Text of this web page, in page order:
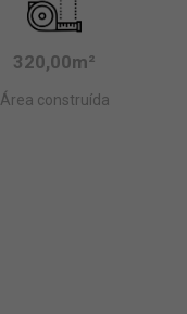
320,00m²
Área construída